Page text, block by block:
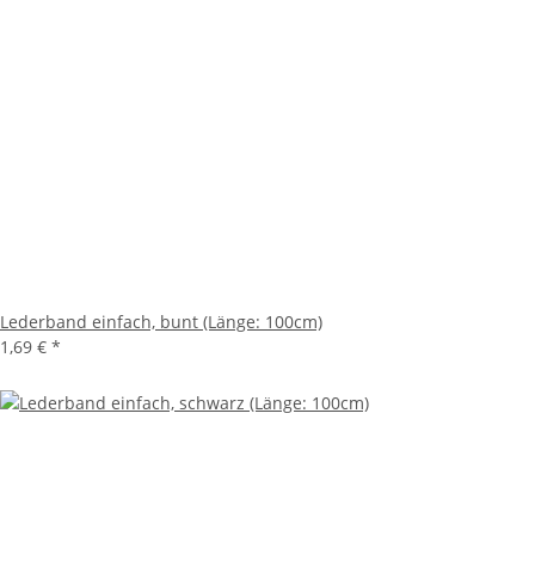
Lederband einfach, bunt (Länge: 100cm)
1,69 € *